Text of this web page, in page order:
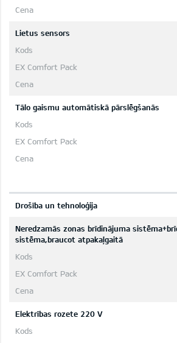
Lietus sensors
Tālo gaismu automātiskā pārslēgšanās
Drošība un tehnoloģija
Neredzamās zonas brīdinājuma
sistēma,braucot atpakaļgaitā
Elektrības rozete 220 V